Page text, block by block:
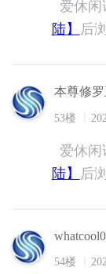
爱休闲
陆】
后
本尊修罗
53楼
爱休闲
陆】
后
54楼